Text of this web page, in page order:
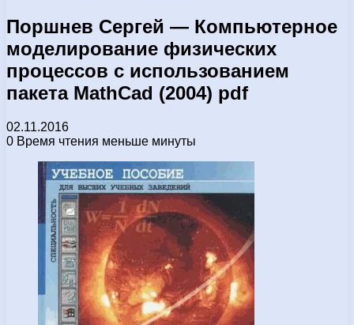
Поршнев Сергей — Компьютерное
моделирование физических
процессов с использованием
пакета MathCad (2004) pdf
02.11.2016
0 Время чтения меньше минуты